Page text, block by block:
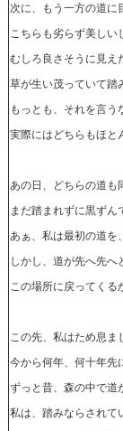
次に、もう一方の道に
こちらも劣らず美しい
むしろ良さそうに見え
草が生い茂っていて踏
もっとも、それを言う
実際にはどちらもほと
あの日、どちらの道も
まだ踏まれずに黒ずん
あぁ、私は最初の道を
しかし、道が先へ先へ
この場所に戻ってくる
この先、私はため息ま
今から何年、何十年先
ずっと昔、森の中で
私は、踏みならされて